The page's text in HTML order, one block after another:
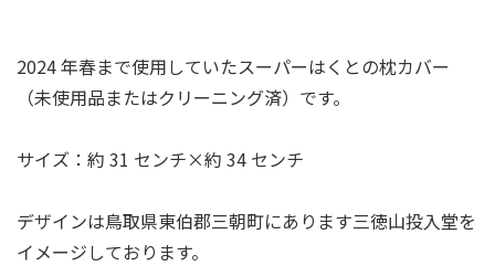
2024 年春まで使用していたスーパーはくとの枕カバー
（未使用品またはクリーニング済）です。
サイズ：約 31 センチ×約 34 センチ
デザインは鳥取県東伯郡三朝町にあります三徳山投入堂を
イメージしております。